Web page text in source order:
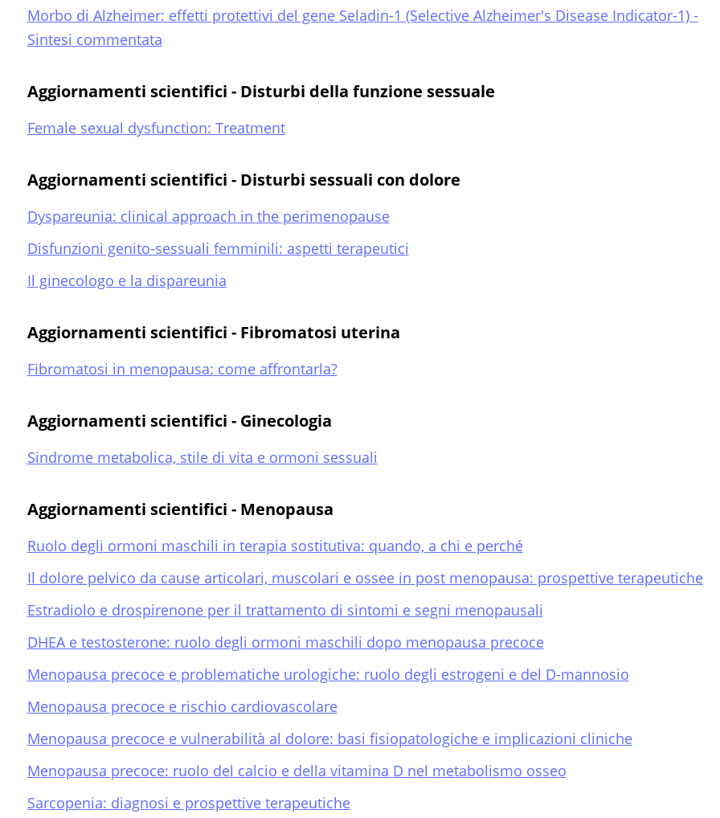
Morbo di Alzheimer: effetti protettivi del gene Seladin-1 (Selective Alzheimer's Disease Indicator-1) -
Sintesi commentata
Aggiornamenti scientifici - Disturbi della funzione sessuale
Female sexual dysfunction: Treatment
Aggiornamenti scientifici - Disturbi sessuali con dolore
Dyspareunia: clinical approach in the perimenopause
Disfunzioni genito-sessuali femminili: aspetti terapeutici
Il ginecologo e la dispareunia
Aggiornamenti scientifici - Fibromatosi uterina
Fibromatosi in menopausa: come affrontarla?
Aggiornamenti scientifici - Ginecologia
Sindrome metabolica, stile di vita e ormoni sessuali
Aggiornamenti scientifici - Menopausa
Ruolo degli ormoni maschili in terapia sostitutiva: quando, a chi e perché
Il dolore pelvico da cause articolari, muscolari e ossee in post menopausa: prospettive terapeutiche
Estradiolo e drospirenone per il trattamento di sintomi e segni menopausali
DHEA e testosterone: ruolo degli ormoni maschili dopo menopausa precoce
Menopausa precoce e problematiche urologiche: ruolo degli estrogeni e del D-mannosio
Menopausa precoce e rischio cardiovascolare
Menopausa precoce e vulnerabilità al dolore: basi fisiopatologiche e implicazioni cliniche
Menopausa precoce: ruolo del calcio e della vitamina D nel metabolismo osseo
Sarcopenia: diagnosi e prospettive terapeutiche